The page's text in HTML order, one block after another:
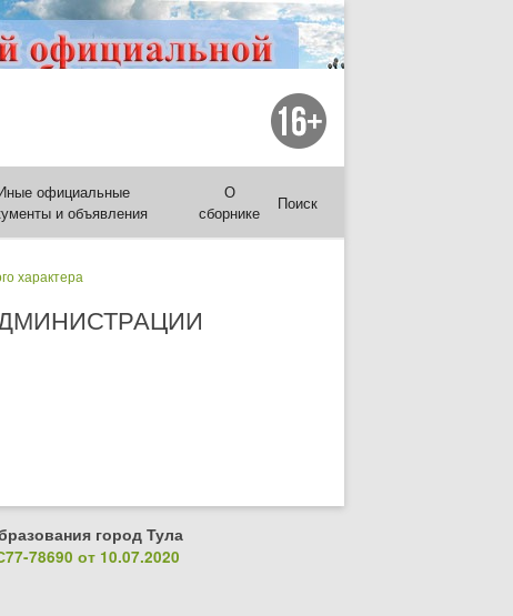
официальные
и объявления
О
сборнике
Поиск
характера
город Тула
78690 от 10.07.2020